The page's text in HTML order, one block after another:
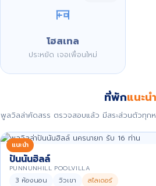
โฮสเทล
ประหยัด เจอเพื่อนใหม่
ที่พักแนะนำ
พูลวิลล่าคัดสรร ตรวจสอบแล้ว มีสระส่วนตัวทุก
แนะนำ
ปันนันฮิลล์
PUNNUNHILL POOLVILLA
3 ห้องนอน วิวเขา สไลเดอร์